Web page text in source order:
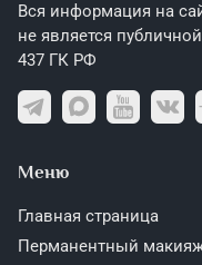
Вся информация на
не является
437 ГК РФ
Меню
Главная страница
Перманентный